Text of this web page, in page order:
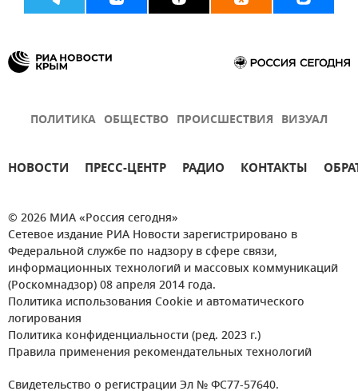
ПОЛИТИКА ОБЩЕСТВО ПРОИСШЕСТВИЯ ВИЗУАЛ
НОВОСТИ ПРЕСС-ЦЕНТР РАДИО КОНТАКТЫ
© 2026 МИА «Россия сегодня»
Сетевое издание РИА Новости зарегистрировано в
Федеральной службе по надзору в сфере связи,
информационных технологий и массовых коммуникаций
(Роскомнадзор) 08 апреля 2014 года.
Политика использования Cookie и автоматического
логирования
Политика конфиденциальности (ред. 2023 г.)
Правила применения рекомендательных технологий
Свидетельство о регистрации Эл № ФС77-57640.